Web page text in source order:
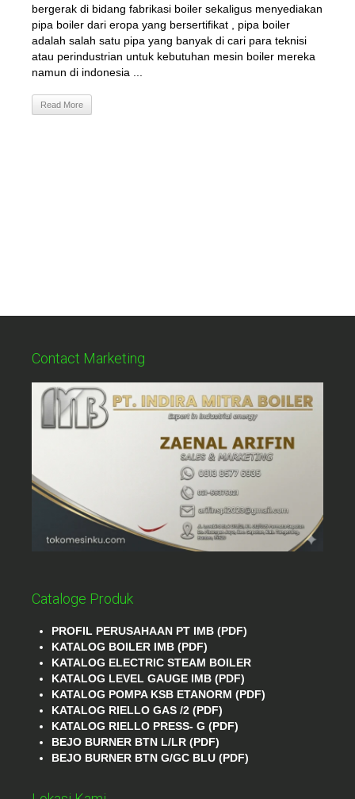
bergerak di bidang fabrikasi boiler sekaligus menyediakan
pipa boiler dari eropa yang bersertifikat , pipa boiler
adalah salah satu pipa yang banyak di cari para teknisi
atau perindustrian untuk kebutuhan mesin boiler mereka
namun di indonesia ...
Read More
Contact Marketing
Cataloge Produk
PROFIL PERUSAHAAN PT IMB (PDF)
KATALOG BOILER IMB (PDF)
KATALOG ELECTRIC STEAM BOILER
KATALOG LEVEL GAUGE IMB (PDF)
KATALOG POMPA KSB ETANORM (PDF)
KATALOG RIELLO GAS /2 (PDF)
KATALOG RIELLO PRESS- G (PDF)
BEJO BURNER BTN L/LR (PDF)
BEJO BURNER BTN G/GC BLU (PDF)